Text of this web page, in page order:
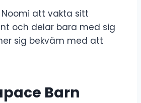
att vakta sitt
och delar bara med sig
sig bekväm med att
Barn